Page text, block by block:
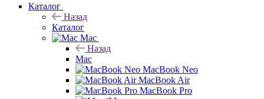
Каталог
Назад
Каталог
Mac
Назад
Mac
MacBook Neo
MacBook Air
MacBook Pro